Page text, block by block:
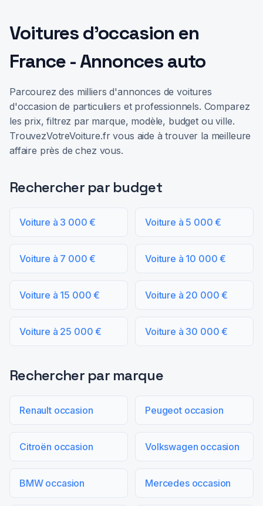
Voitures d'occasion en
France - Annonces auto
Parcourez des milliers d'annonces de voitures
d'occasion de particuliers et professionnels. Comparez
les prix, filtrez par marque, modèle, budget ou ville.
TrouvezVotreVoiture.fr vous aide à trouver la meilleure
affaire près de chez vous.
Rechercher par budget
Voiture à 3 000 € Voiture à 5 000 €
Voiture à 7 000 € Voiture à 10 000 €
Voiture à 15 000 € Voiture à 20 000 €
Voiture à 25 000 € Voiture à 30 000 €
Rechercher par marque
Renault occasion Peugeot occasion
Citroën occasion Volkswagen occasion
BMW occasion Mercedes occasion